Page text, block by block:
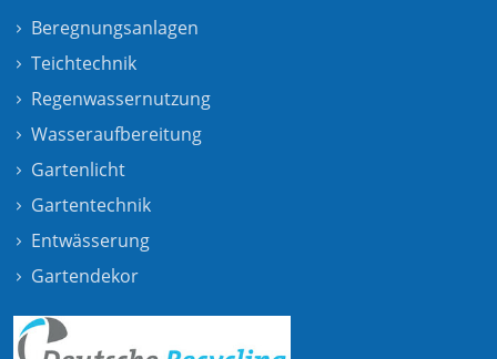
Beregnungsanlagen
Teichtechnik
Regenwassernutzung
Wasseraufbereitung
Gartenlicht
Gartentechnik
Entwässerung
Gartendekor